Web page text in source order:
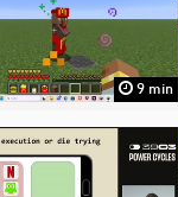
9 min